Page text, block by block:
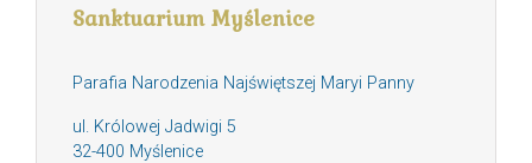
Sanktuarium Myślenice
Parafia Narodzenia Najświętszej Maryi Panny
ul. Królowej Jadwigi 5
32-400 Myślenice